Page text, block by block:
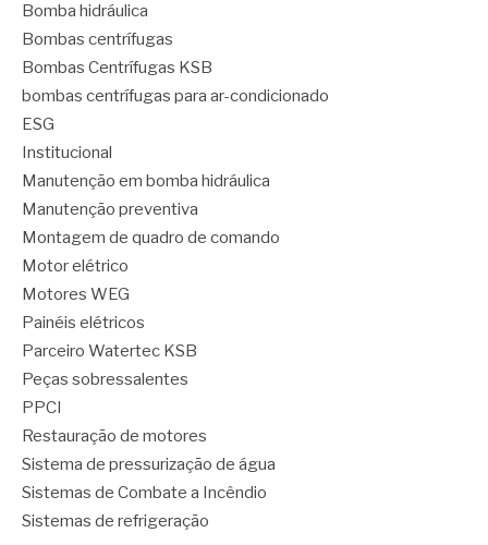
Bomba hidráulica
Bombas centrífugas
Bombas Centrífugas KSB
bombas centrífugas para ar-condicionado
ESG
Institucional
Manutenção em bomba hidráulica
Manutenção preventiva
Montagem de quadro de comando
Motor elétrico
Motores WEG
Painéis elétricos
Parceiro Watertec KSB
Peças sobressalentes
PPCI
Restauração de motores
Sistema de pressurização de água
Sistemas de Combate a Incêndio
Sistemas de refrigeração